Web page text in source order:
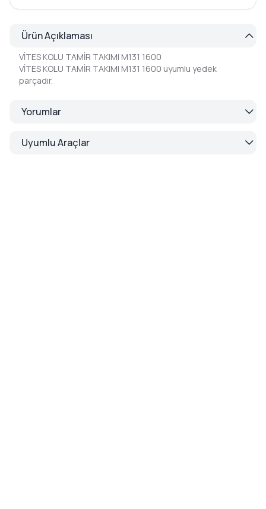
Ürün Açıklaması
VİTES KOLU TAMİR TAKIMI M131 1600
VİTES KOLU TAMİR TAKIMI M131 1600 uyumlu yedek
parçadır.
Yorumlar
Uyumlu Araçlar